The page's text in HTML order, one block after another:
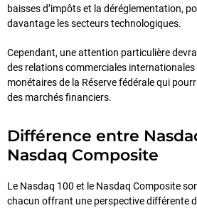
baisses d’impôts et la déréglementation,
davantage les secteurs technologiques.
Cependant, une attention particulière
des relations commerciales
monétaires de la Réserve fédérale qui
des marchés financiers.
Différence entre
Nasdaq Composite
Le Nasdaq 100 et le Nasdaq Composite
chacun offrant une perspective différente